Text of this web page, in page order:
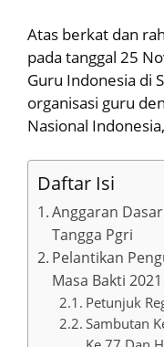
Atas berkat dan
pada tanggal 25
Guru Indonesia di
organisasi guru
Nasional
Daftar Isi
Anggaran
Tangga Pgri
Pelantikan
Masa Bakti
Petunjuk
Sambutan